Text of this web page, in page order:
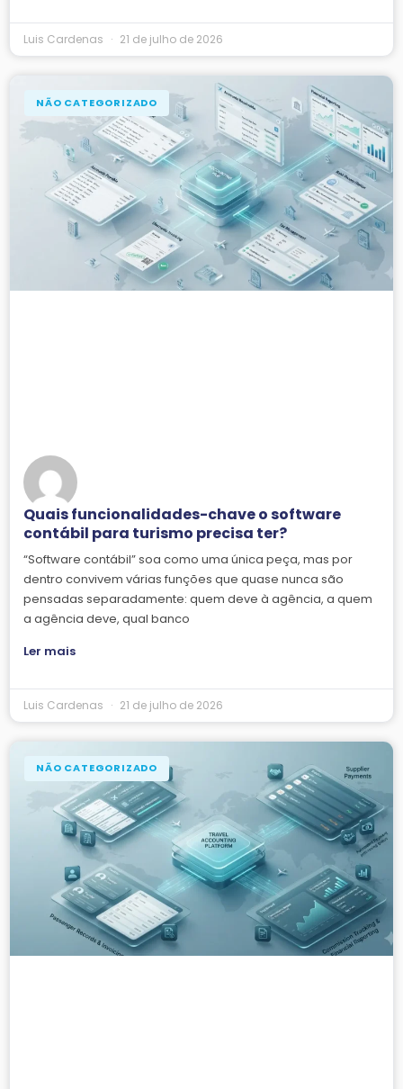
Luis Cardenas 21 de julho de 2026
NÃO CATEGORIZADO
Quais funcionalidades-chave o software
contábil para turismo precisa ter?
“Software contábil” soa como uma única peça, mas por
dentro convivem várias funções que quase nunca são
pensadas separadamente: quem deve à agência, a quem
a agência deve, qual banco
Ler mais
Luis Cardenas 21 de julho de 2026
NÃO CATEGORIZADO